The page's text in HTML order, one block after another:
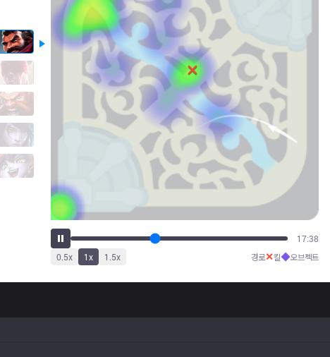
22:25
0.5x 1x 1.5x 경로✕킬◆오브젝트